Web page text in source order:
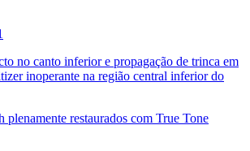
no canto inferior e propagação de trinca em
inoperante na região central inferior do
plenamente restaurados com True Tone